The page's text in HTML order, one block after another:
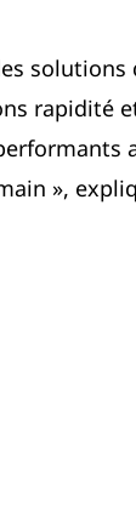
rapidité
»,